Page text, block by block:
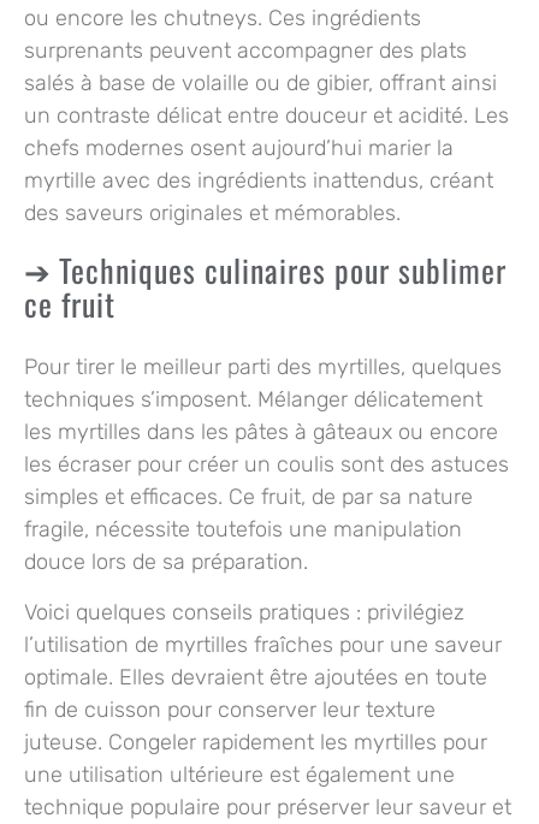
ou encore les chutneys. Ces ingrédients
surprenants peuvent accompagner des plats
salés à base de volaille ou de gibier, offrant ainsi
un contraste délicat entre douceur et acidité. Les
chefs modernes osent aujourd’hui marier la
myrtille avec des ingrédients inattendus, créant
des saveurs originales et mémorables.
Techniques culinaires pour sublimer
ce fruit
Pour tirer le meilleur parti des myrtilles, quelques
techniques s’imposent. Mélanger délicatement
les myrtilles dans les pâtes à gâteaux ou encore
les écraser pour créer un coulis sont des astuces
simples et efficaces. Ce fruit, de par sa nature
fragile, nécessite toutefois une manipulation
douce lors de sa préparation.
Voici quelques conseils pratiques : privilégiez
l’utilisation de myrtilles fraîches pour une saveur
optimale. Elles devraient être ajoutées en toute
fin de cuisson pour conserver leur texture
juteuse. Congeler rapidement les myrtilles pour
une utilisation ultérieure est également une
technique populaire pour préserver leur saveur et